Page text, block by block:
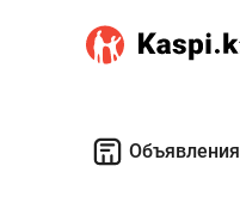
Объявления